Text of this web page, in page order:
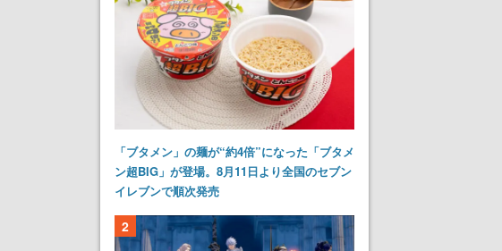
「ブタメン」の麺が“約4倍”になった「ブタメ
ン超BIG」が登場。8月11日より全国のセブン
イレブンで順次発売
2